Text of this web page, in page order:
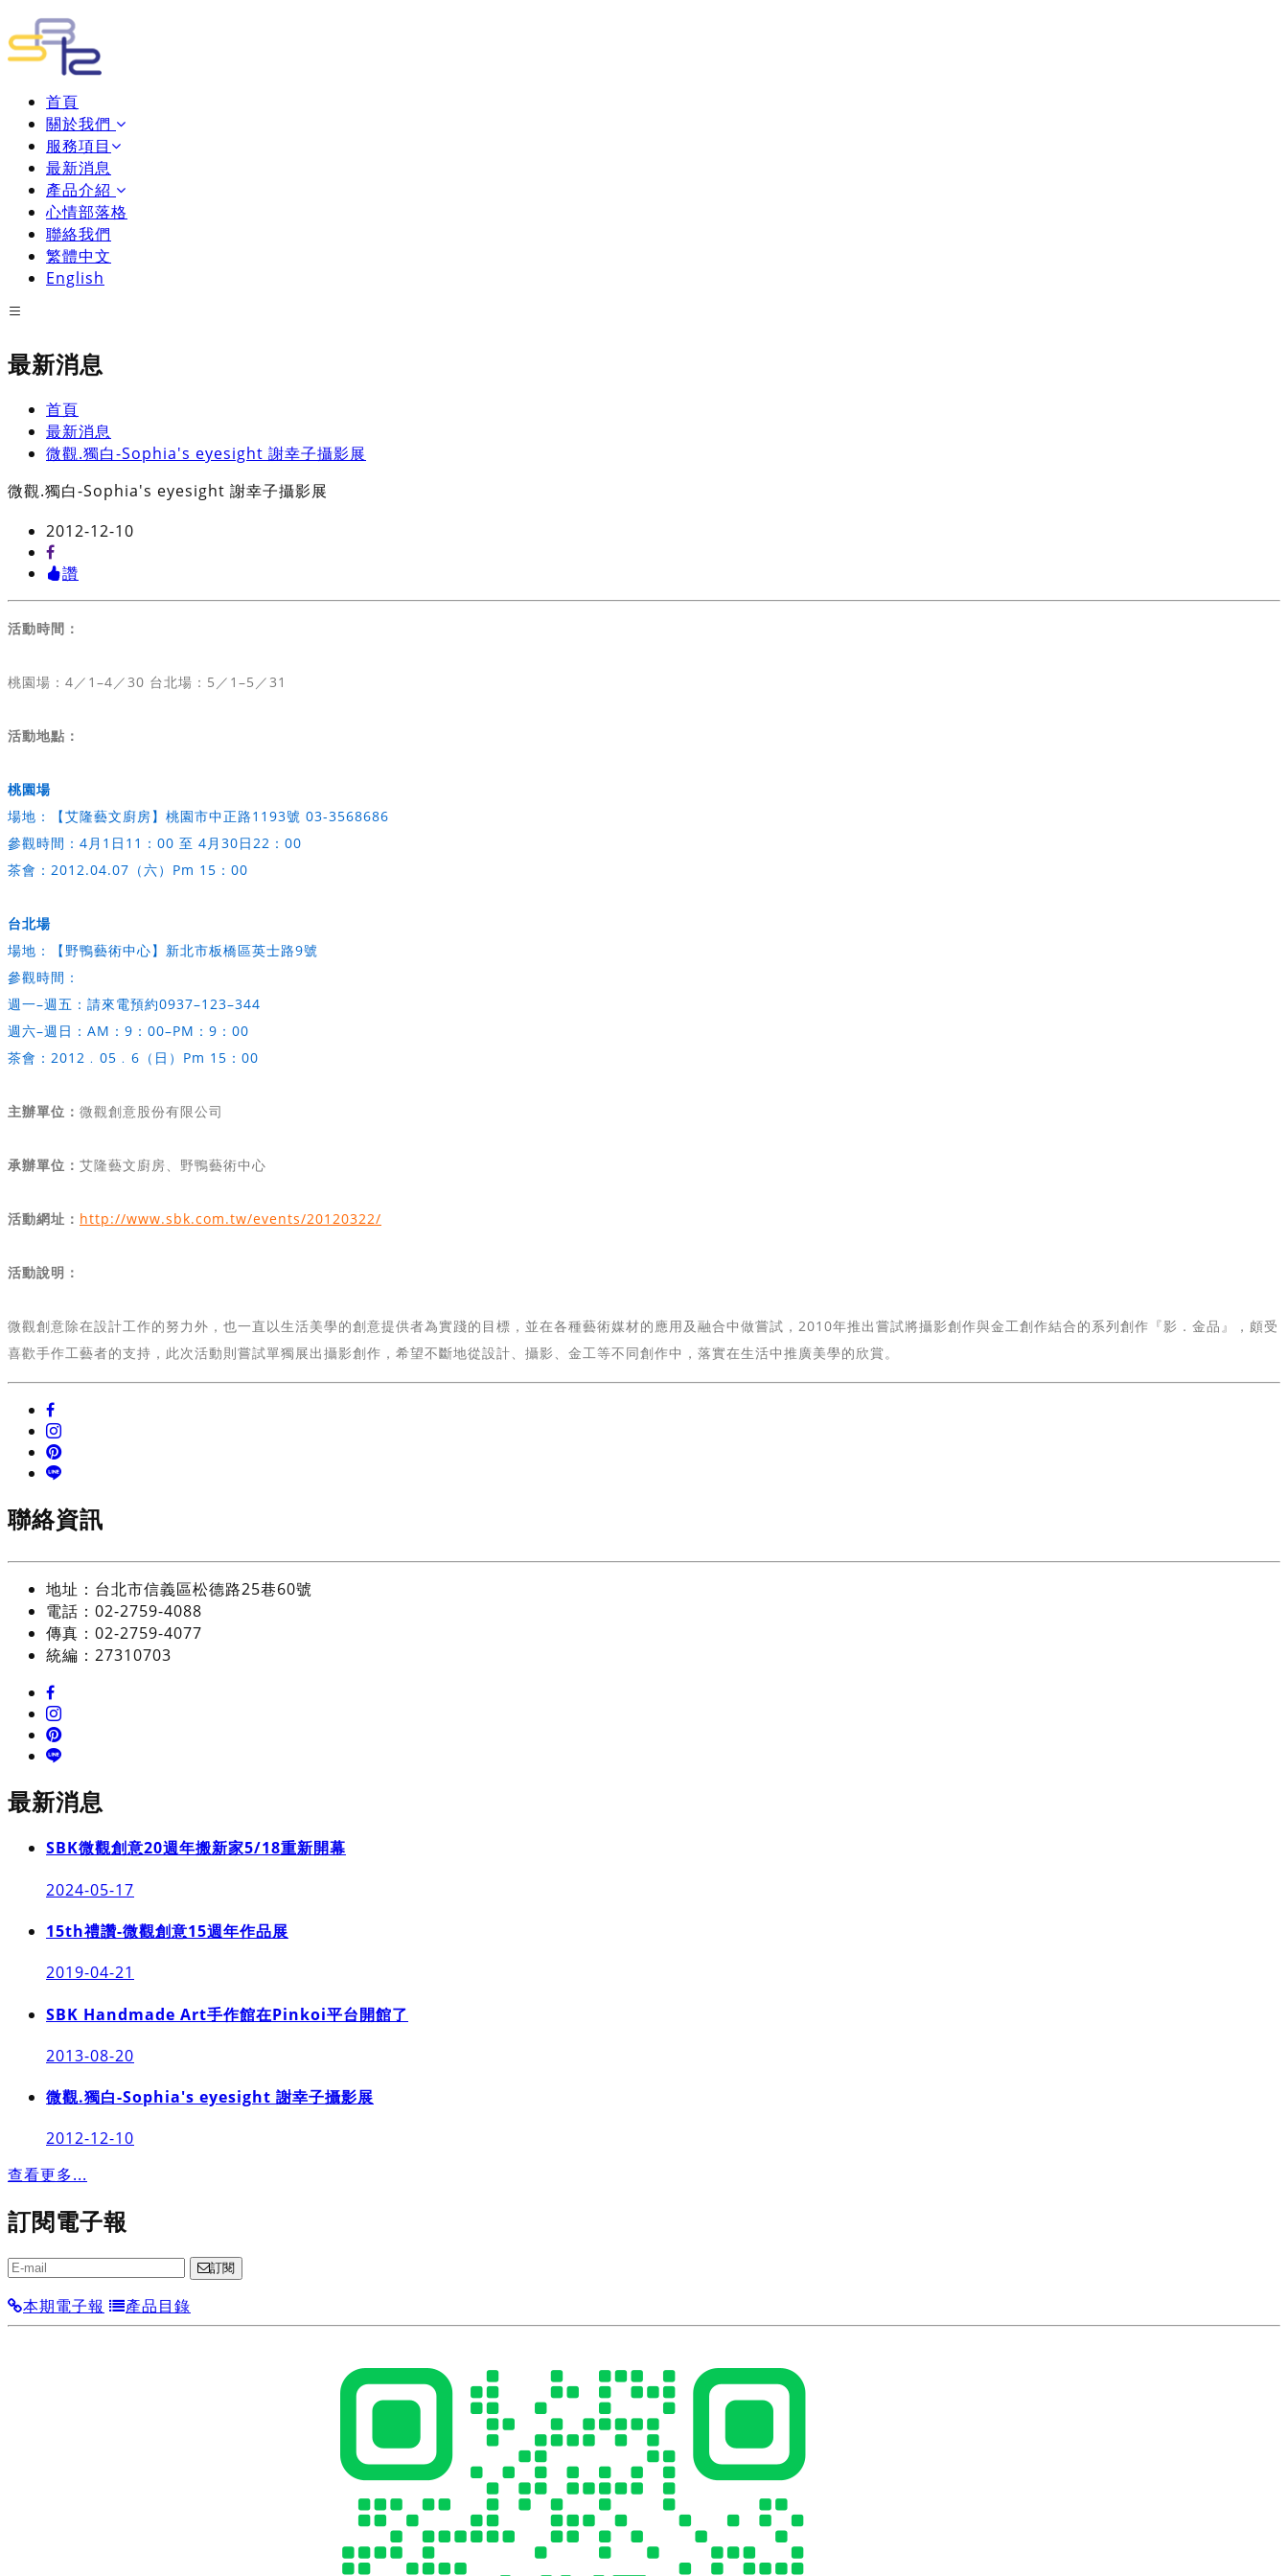
首頁
關於我們
服務項目
最新消息
產品介紹
心情部落格
聯絡我們
繁體中文
English
最新消息
首頁
最新消息
微觀.獨白-Sophia's eyesight 謝幸子攝影展
微觀.獨白-Sophia's eyesight 謝幸子攝影展
2012-12-10
讚
活動時間：
桃園場：4／1–4／30 台北場：5／1–5／31
活動地點：
桃園場
場地：【艾隆藝文廚房】桃園市中正路1193號 03-3568686
參觀時間：4月1日11：00 至 4月30日22：00
茶會：2012.04.07（六）Pm 15：00
台北場
場地：【野鴨藝術中心】新北市板橋區英士路9號
參觀時間：
週一–週五：請來電預約0937–123–344
週六–週日：AM：9：00–PM：9：00
茶會：2012﹒05﹒6（日）Pm 15：00
主辦單位： 微觀創意股份有限公司
承辦單位： 艾隆藝文廚房、野鴨藝術中心
活動網址： http://www.sbk.com.tw/events/20120322/
活動說明：
微觀創意除在設計工作的努力外，也一直以生活美學的創意提供者為實踐的目標，並在各種藝術媒材的應用及融合中做嘗試，2010年推出嘗試將攝影創作與金工創作結合的系列創作『影．金品』，頗受
喜歡手作工藝者的支持，此次活動則嘗試單獨展出攝影創作，希望不斷地從設計、攝影、金工等不同創作中，落實在生活中推廣美學的欣賞。
聯絡資訊
地址：台北市信義區松德路25巷60號
電話：02-2759-4088
傳真：02-2759-4077
統編：27310703
最新消息
SBK微觀創意20週年搬新家5/18重新開幕
2024-05-17
15th禮讚-微觀創意15週年作品展
2019-04-21
SBK Handmade Art手作館在Pinkoi平台開館了
2013-08-20
微觀.獨白-Sophia's eyesight 謝幸子攝影展
2012-12-10
查看更多...
訂閱電子報
訂閱
本期電子報 產品目錄